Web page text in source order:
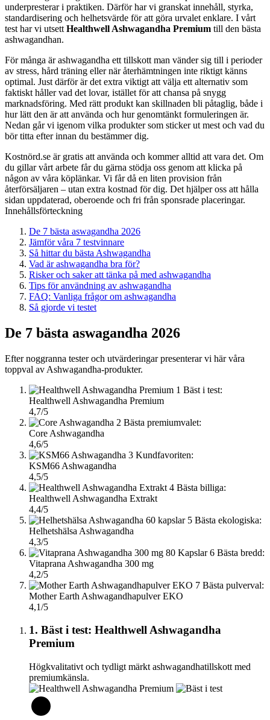
underpresterar i praktiken. Därför har vi granskat innehåll, styrka,
standardisering och helhetsvärde för att göra urvalet enklare. I vårt
test har vi utsett Healthwell Ashwagandha Premium till den bästa
ashwagandhan.
För många är ashwagandha ett tillskott man vänder sig till i perioder
av stress, hård träning eller när återhämtningen inte riktigt känns
optimal. Just därför är det extra viktigt att välja ett alternativ som
faktiskt håller vad det lovar, istället för att chansa på snygg
marknadsföring. Med rätt produkt kan skillnaden bli påtaglig, både i
hur lätt den är att använda och hur genomtänkt formuleringen är.
Nedan går vi igenom vilka produkter som sticker ut mest och vad du
bör titta efter innan du bestämmer dig.
Kostnörd.se är gratis att använda och kommer alltid att vara det. Om
du gillar vårt arbete får du gärna stödja oss genom att klicka på
någon av våra köplänkar. Vi får då en liten provision från
återförsäljaren – utan extra kostnad för dig. Det hjälper oss att hålla
sidan uppdaterad, oberoende och fri från sponsrade placeringar.
Innehållsförteckning
De 7 bästa aswagandha 2026
Jämför våra 7 testvinnare
Så hittar du bästa Ashwagandha
Vad är ashwagandha bra för?
Risker och saker att tänka på med ashwagandha
Tips för användning av ashwagandha
FAQ: Vanliga frågor om ashwagandha
Så gjorde vi testet
De 7 bästa aswagandha 2026
Efter noggranna tester och utvärderingar presenterar vi här våra
toppval av Ashwagandha-produkter.
1 Bäst i test:
Healthwell Ashwagandha Premium
4,7/5
2 Bästa premiumvalet:
Core Ashwagandha
4,6/5
3 Kundfavoriten:
KSM66 Ashwagandha
4,5/5
4 Bästa billiga:
Healthwell Ashwagandha Extrakt
4,4/5
5 Bästa ekologiska:
Helhetshälsa Ashwagandha
4,3/5
6 Bästa bredd:
Vitaprana Ashwagandha 300 mg
4,2/5
7 Bästa pulverval:
Mother Earth Ashwagandhapulver EKO
4,1/5
1. Bäst i test: Healthwell Ashwagandha
Premium
Högkvalitativt och tydligt märkt ashwagandhatillskott med
premiumkänsla.